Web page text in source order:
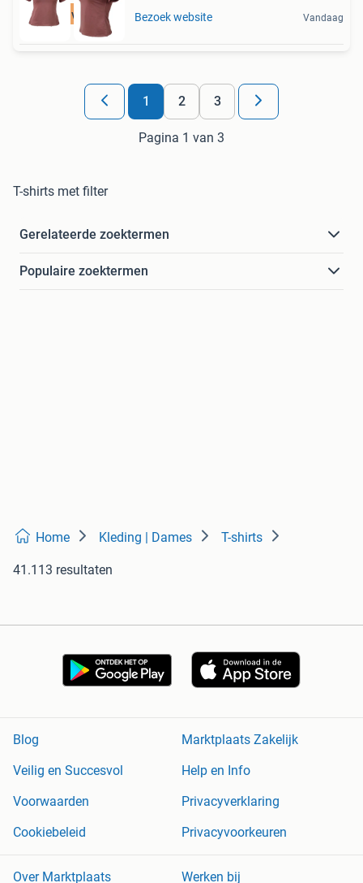
Tot 75% voordeel Bezoek website Vandaag
1 2 3
Pagina 1 van 3
T-shirts met filter
Gerelateerde zoektermen
Populaire zoektermen
Home Kleding | Dames T-shirts
41.113 resultaten
Blog
Marktplaats Zakelijk
Veilig en Succesvol
Help en Info
Voorwaarden
Privacyverklaring
Cookiebeleid
Privacyvoorkeuren
Over Marktplaats Werken bij